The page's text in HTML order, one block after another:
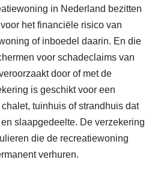
in Nederland bezitten
het financiële risico van
of inboedel daarin. En die
voor schadeclaims van
door of met de
is geschikt voor een
tuinhuis of strandhuis dat
slaapgedeelte. De verzekering
die de recreatiewoning
verhuren.